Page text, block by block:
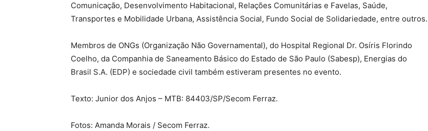
Comunicação, Desenvolvimento Habitacional, Relações Comunitárias e Favelas, Saúde,
Transportes e Mobilidade Urbana, Assistência Social, Fundo Social de Solidariedade, entre outros.
Membros de ONGs (Organização Não Governamental), do Hospital Regional Dr. Osíris Florindo
Coelho, da Companhia de Saneamento Básico do Estado de São Paulo (Sabesp), Energias do
Brasil S.A. (EDP) e sociedade civil também estiveram presentes no evento.
Texto: Junior dos Anjos – MTB: 84403/SP/Secom Ferraz.
Fotos: Amanda Morais / Secom Ferraz.